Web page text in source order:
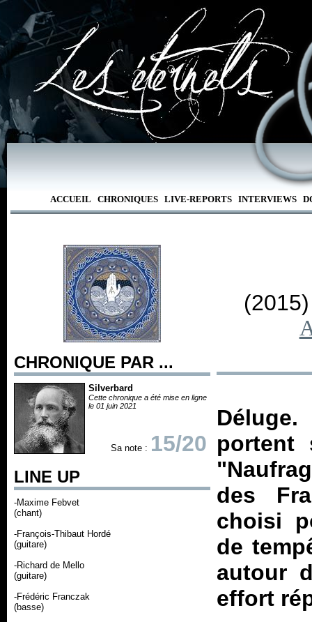
ACCUEIL CHRONIQUES LIVE-REPORTS INTERVIEWS
CHRONIQUE PAR ...
Silverbard
Cette chronique a été mise en ligne
le 01 juin 2021
Sa note : 15/20
LINE UP
-Maxime Febvet
(chant)
-François-Thibaut Hordé
(guitare)
-Richard de Mello
(guitare)
-Frédéric Franczak
(basse)
portent
des
choisi
de
autour
effort